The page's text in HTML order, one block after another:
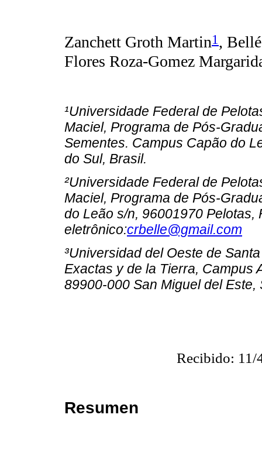
Zanchett Groth Martin1 ,
Flores Roza-Gomez
¹Universidade Federal de
Maciel, Programa de Pós-
Sementes. Campus Capão do
do Sul, Brasil.
²Universidade Federal de
Maciel, Programa de Pós-
do Leão s/n, 96001970
eletrônico:crbelle@gmail.com
³Universidad del Oeste de
Exactas y de la Tierra, Campus
89900-000 San Miguel del Este,
Recibido: 11/
Resumen